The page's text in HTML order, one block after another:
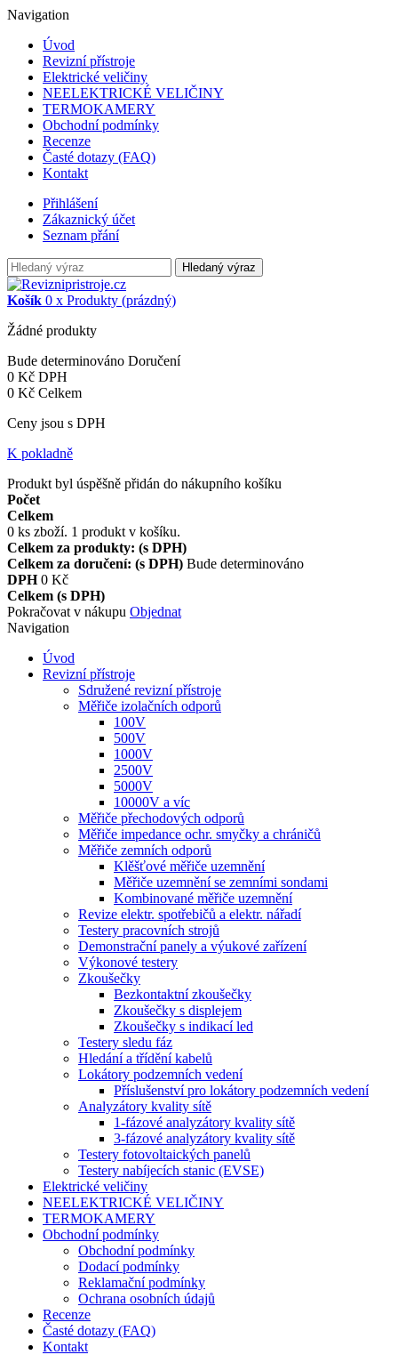
Navigation
Úvod
Revizní přístroje
Elektrické veličiny
NEELEKTRICKÉ VELIČINY
TERMOKAMERY
Obchodní podmínky
Recenze
Časté dotazy (FAQ)
Kontakt
Přihlášení
Zákaznický účet
Seznam přání
Hledaný výraz
Košík 0 x Produkty (prázdný)
Žádné produkty
Bude determinováno Doručení
0 Kč DPH
0 Kč Celkem
Ceny jsou s DPH
K pokladně
Produkt byl úspěšně přidán do nákupního košíku
Počet
Celkem
0 ks zboží. 1 produkt v košíku.
Celkem za produkty: (s DPH)
Celkem za doručení: (s DPH) Bude determinováno
DPH 0 Kč
Celkem (s DPH)
Pokračovat v nákupu Objednat
Navigation
Úvod
Revizní přístroje
Sdružené revizní přístroje
Měřiče izolačních odporů
100V
500V
1000V
2500V
5000V
10000V a víc
Měřiče přechodových odporů
Měřiče impedance ochr. smyčky a chráničů
Měřiče zemních odporů
Klěšťové měřiče uzemnění
Měřiče uzemnění se zemními sondami
Kombinované měřiče uzemnění
Revize elektr. spotřebičů a elektr. nářadí
Testery pracovních strojů
Demonstrační panely a výukové zařízení
Výkonové testery
Zkoušečky
Bezkontaktní zkoušečky
Zkoušečky s displejem
Zkoušečky s indikací led
Testery sledu fáz
Hledání a třídění kabelů
Lokátory podzemních vedení
Příslušenství pro lokátory podzemních vedení
Analyzátory kvality sítě
1-fázové analyzátory kvality sítě
3-fázové analyzátory kvality sítě
Testery fotovoltaických panelů
Testery nabíjecích stanic (EVSE)
Elektrické veličiny
NEELEKTRICKÉ VELIČINY
TERMOKAMERY
Obchodní podmínky
Obchodní podmínky
Dodací podmínky
Reklamační podmínky
Ochrana osobních údajů
Recenze
Časté dotazy (FAQ)
Kontakt